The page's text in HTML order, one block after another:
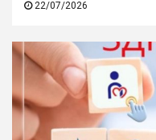
22/07/2026